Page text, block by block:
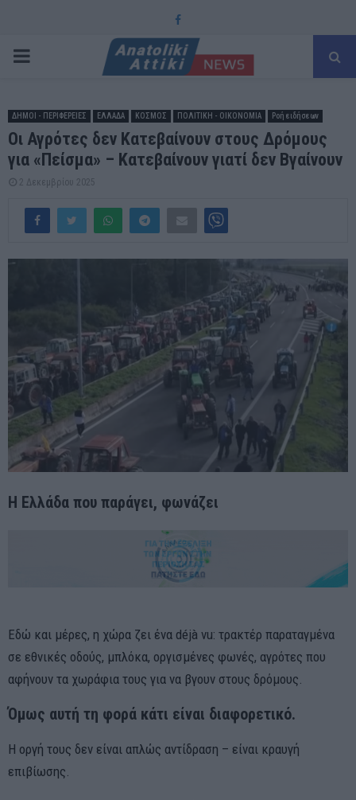
Facebook
PRIMARY
ΔΗΜΟΙ - ΠΕΡΙΦΕΡΕΙΕΣ ΕΛΛΑΔΑ ΚΟΣΜΟΣ ΠΟΛΙΤΙΚΗ - ΟΙΚΟΝΟΜΙΑ Ροή ειδήσεων
Οι Αγρότες δεν Κατεβαίνουν στους Δρόμους
για «Πείσμα» – Κατεβαίνουν γιατί δεν Βγαίνουν
2 Δεκεμβρίου 2025
Η Ελλάδα που παράγει, φωνάζει
Εδώ και μέρες, η χώρα ζει ένα déjà vu: τρακτέρ παραταγμένα
σε εθνικές οδούς, μπλόκα, οργισμένες φωνές, αγρότες που
αφήνουν τα χωράφια τους για να βγουν στους δρόμους.
Όμως αυτή τη φορά κάτι είναι διαφορετικό.
Η οργή τους δεν είναι απλώς αντίδραση – είναι κραυγή
επιβίωσης.